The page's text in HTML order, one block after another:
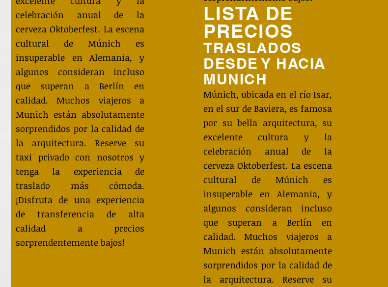
celebración anual de la
cerveza Oktoberfest. La escena
cultural de Múnich es
insuperable en Alemania, y
algunos consideran incluso
que superan a Berlín en
calidad. Muchos viajeros a
Munich están absolutamente
sorprendidos por la calidad de
la arquitectura. Reserve su
taxi privado con nosotros y
tenga la experiencia de
traslado más cómoda.
¡Disfruta de una experiencia
de transferencia de alta
calidad a precios
sorprendentemente bajos!
LISTA DE
PRECIOS
TRASLADOS
DESDE Y HACIA
MUNICH
Múnich, ubicada en el río Isar,
en el sur de Baviera, es famosa
por su bella arquitectura, su
excelente cultura y la
celebración anual de la
cerveza Oktoberfest. La escena
cultural de Múnich es
insuperable en Alemania, y
algunos consideran incluso
que superan a Berlín en
calidad. Muchos viajeros a
Munich están absolutamente
sorprendidos por la calidad de
la arquitectura. Reserve su